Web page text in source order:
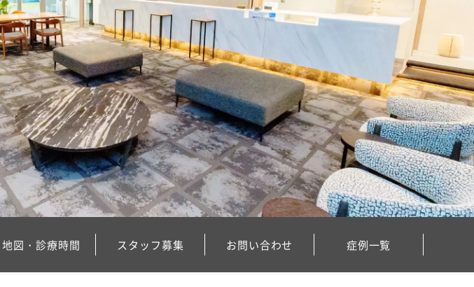
地図・診療時間 スタッフ募集 お問い合わせ 症例一覧